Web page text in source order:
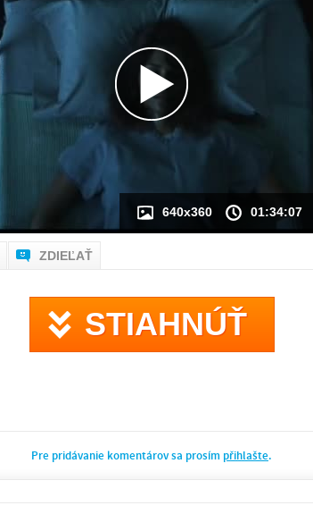
NÁHĽAD VIDEA
NIE JE K DISPOZÍCII
640x360 01:34:07
ZDIEĽAŤ
STIAHNÚŤ
Pre pridávanie komentárov sa prosím přihlašte.